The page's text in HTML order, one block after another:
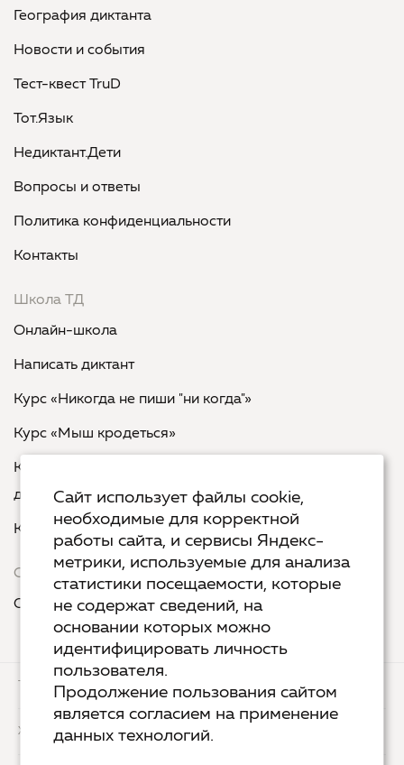
География диктанта
Новости и события
Тест-квест TruD
Тот.Язык
Недиктант.Дети
Вопросы и ответы
Политика конфиденциальности
Контакты
Школа ТД
Онлайн-школа
Написать диктант
Курс «Никогда не пиши "ни когда"»
Курс «Мыш кродеться»
Курс «Русская пунктуация: болевые точки... и
двоеточия»
Курс «Я пишу - мне отвечают»
Сервисы
Организовать акцию в своем городе
ТЕХ.ПОДДЕРЖКА
ХОСТИНГ YANDEX CLOUD
Сайт использует файлы cookie,
необходимые для корректной
работы сайта, и сервисы Яндекс-
метрики, используемые для анализа
статистики посещаемости, которые
не содержат сведений, на
основании которых можно
идентифицировать личность
пользователя.
Продолжение пользования сайтом
является согласием на применение
данных технологий.